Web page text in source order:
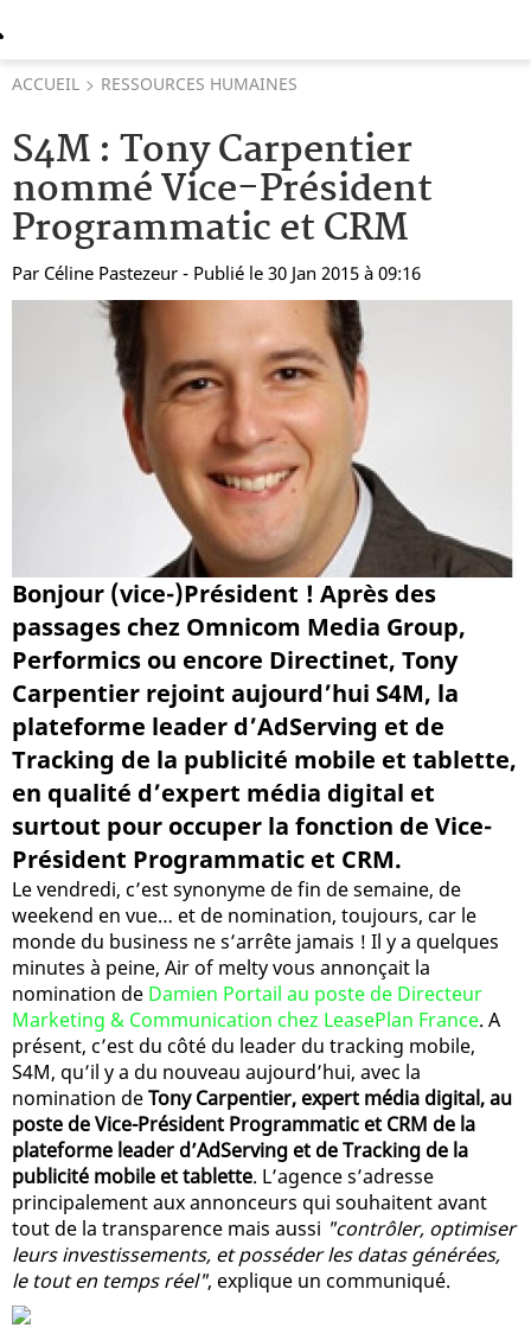
ACCUEIL RESSOURCES HUMAINES
S4M : Tony Carpentier
nommé Vice-Président
Programmatic et CRM
Par Céline Pastezeur - Publié le 30 Jan 2015 à 09:16
Bonjour (vice-)Président ! Après des
passages chez Omnicom Media Group,
Performics ou encore Directinet, Tony
Carpentier rejoint aujourd’hui S4M, la
plateforme leader d’AdServing et de
Tracking de la publicité mobile et tablette,
en qualité d’expert média digital et
surtout pour occuper la fonction de Vice-
Président Programmatic et CRM.
Le vendredi, c’est synonyme de fin de semaine, de
weekend en vue… et de nomination, toujours, car le
monde du business ne s’arrête jamais ! Il y a quelques
minutes à peine, Air of melty vous annonçait la
nomination de Damien Portail au poste de Directeur
Marketing & Communication chez LeasePlan France. A
présent, c’est du côté du leader du tracking mobile,
S4M, qu’il y a du nouveau aujourd’hui, avec la
nomination deTony Carpentier, expert média digital, au
poste de Vice-Président Programmatic et CRM de la
plateforme leader d’AdServing et de Tracking de la
publicité mobile et tablette. L’agence s’adresse
principalement aux annonceurs qui souhaitent avant
tout de la transparence mais aussi "contrôler, optimiser
leurs investissements, et posséder les datas générées,
le tout en temps réel", explique un communiqué.